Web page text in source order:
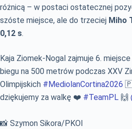
różnicą – w postaci ostatecznej
szóste miejsce, ale do trzeciej Miho
0,12 s.
Kaja Ziomek-Nogal zajmuje 6.
biegu na 500 metrów podczas XXV
Olimpijskich #MediolanCortina2026
dziękujemy za walkę ❤️ #TeamPL 🙌
📸 Szymon Sikora/PKOl